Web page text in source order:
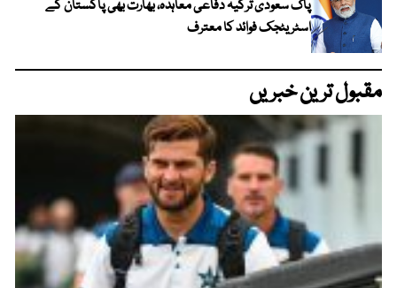
پاک سعودی ترکیہ دفاعی معاہدہ، بھارت بھی پاکستان کے
اسٹریٹجک فوائد کا معترف
مقبول ترین خبریں